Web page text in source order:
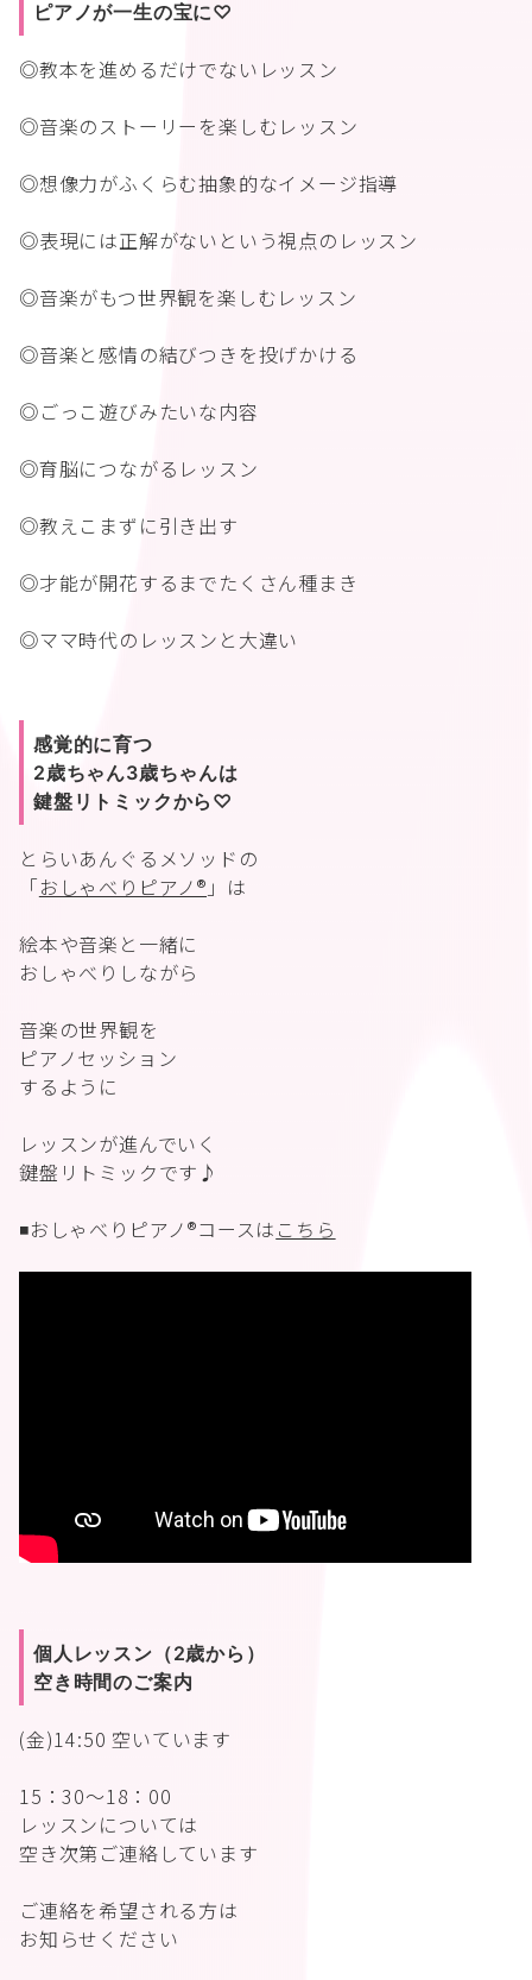
ピアノが一生の宝に♡
◎教本を進めるだけでないレッスン
◎音楽のストーリーを楽しむレッスン
◎想像力がふくらむ抽象的なイメージ指導
◎表現には正解がないという視点のレッスン
◎音楽がもつ世界観を楽しむレッスン
◎音楽と感情の結びつきを投げかける
◎ごっこ遊びみたいな内容
◎育脳につながるレッスン
◎教えこまずに引き出す
◎才能が開花するまでたくさん種まき
◎ママ時代のレッスンと大違い
感覚的に育つ
2歳ちゃん3歳ちゃんは
鍵盤リトミックから♡
とらいあんぐるメソッドの
「おしゃべりピアノ®︎ 」は
絵本や音楽と一緒に
おしゃべりしながら
音楽の世界観を
ピアノセッション
するように
レッスンが進んでいく
鍵盤リトミックです♪
◾️おしゃべりピアノ®︎コースは こちら
個人レッスン（2歳から）
空き時間のご案内
(金)14:50 空いています
15：30〜18：00
レッスンについては
空き次第ご連絡しています
ご連絡を希望される方は
お知らせください